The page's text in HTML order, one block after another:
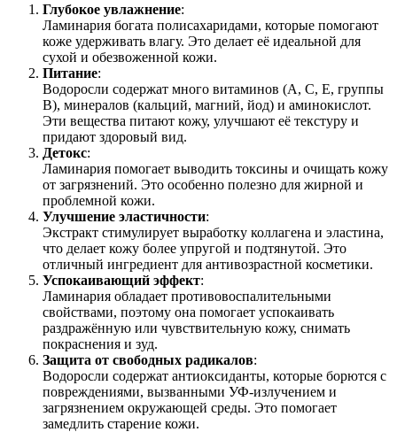
Глубокое увлажнение:
Ламинария богата полисахаридами, которые помогают
коже удерживать влагу. Это делает её идеальной для
сухой и обезвоженной кожи.
Питание:
Водоросли содержат много витаминов (A, C, E, группы
B), минералов (кальций, магний, йод) и аминокислот.
Эти вещества питают кожу, улучшают её текстуру и
придают здоровый вид.
Детокс:
Ламинария помогает выводить токсины и очищать кожу
от загрязнений. Это особенно полезно для жирной и
проблемной кожи.
Улучшение эластичности:
Экстракт стимулирует выработку коллагена и эластина,
что делает кожу более упругой и подтянутой. Это
отличный ингредиент для антивозрастной косметики.
Успокаивающий эффект:
Ламинария обладает противовоспалительными
свойствами, поэтому она помогает успокаивать
раздражённую или чувствительную кожу, снимать
покраснения и зуд.
Защита от свободных радикалов:
Водоросли содержат антиоксиданты, которые борются с
повреждениями, вызванными УФ-излучением и
загрязнением окружающей среды. Это помогает
замедлить старение кожи.